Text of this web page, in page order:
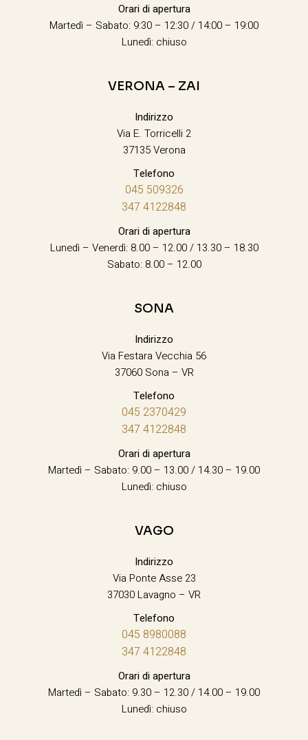
Orari di apertura
Martedì – Sabato: 9:30 – 12:30 / 14:00 – 19:00
Lunedì: chiuso
VERONA – ZAI
Indirizzo
Via E. Torricelli 2
37135 Verona
Telefono
045 509326
347 4122848
Orari di apertura
Lunedì – Venerdì: 8.00 – 12.00 / 13.30 – 18.30
Sabato: 8.00 – 12.00
SONA
Indirizzo
Via Festara Vecchia 56
37060 Sona – VR
Telefono
045 2370429
347 4122848
Orari di apertura
Martedì – Sabato: 9.00 – 13.00 / 14.30 – 19.00
Lunedì: chiuso
VAGO
Indirizzo
Via Ponte Asse 23
37030 Lavagno – VR
Telefono
045 8980088
347 4122848
Orari di apertura
Martedì – Sabato: 9.30 – 12.30 / 14.00 – 19.00
Lunedì: chiuso